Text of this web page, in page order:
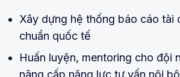
Xây dựng hệ thống báo cáo tài
chuẩn quốc tế
Huấn luyện, mentoring cho đội
nâng cấp năng lực tư vấn nội bộ